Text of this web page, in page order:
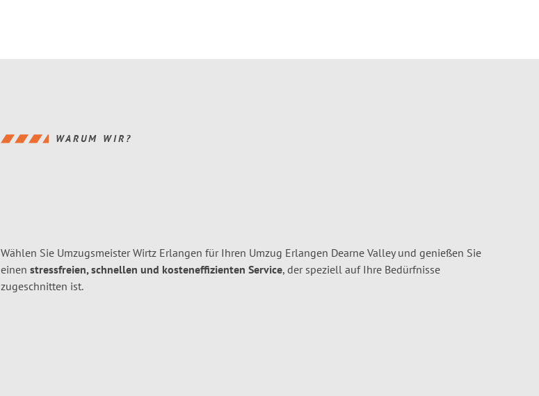
WARUM WIR?
Wählen Sie Umzugsmeister Wirtz Erlangen für Ihren Umzug Erlangen Dearne Valley und genießen Sie
einen stressfreien, schnellen und kosteneffizienten Service, der speziell auf Ihre Bedürfnisse
zugeschnitten ist.